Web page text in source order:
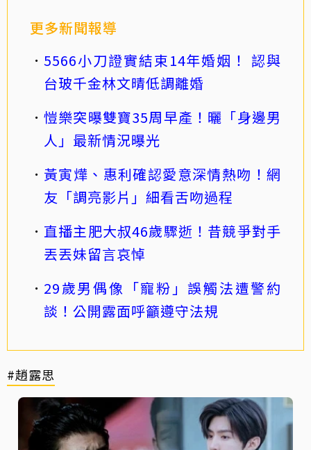
更多新聞報導
5566小刀證實結束14年婚姻！ 認與
台玻千金林文晴低調離婚
愷樂突曝雙寶35周早產！曬「身邊男
人」最新情況曝光
黃寅燁、惠利確認愛意深情熱吻！網
友「調亮影片」細看舌吻過程
直播主肥大叔46歲驟逝！昔競爭對手
丟丟妹留言哀悼
29歲男偶像「寵粉」誤觸法遭警約
談！公開露面呼籲遵守法規
#趙露思